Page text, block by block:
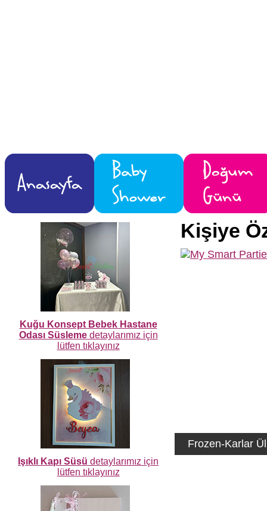
Kuğu Konsept Bebek Hastane
Odası Süslemedetaylarımız için
lütfen tıklayınız
Işıklı Kapı Süsü detaylarımız için
lütfen tıklayınız
Kişiye
Frozen-Karlar